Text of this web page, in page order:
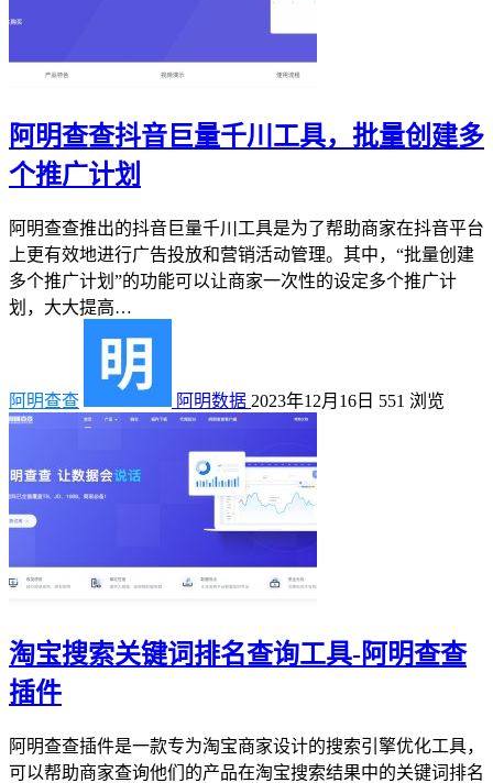
阿明查查抖音巨量千川工具，批量创建多
个推广计划
阿明查查推出的抖音巨量千川工具是为了帮助商家在抖音平台
上更有效地进行广告投放和营销活动管理。其中，“批量创建
多个推广计划”的功能可以让商家一次性的设定多个推广计
划，大大提高…
阿明查查 阿明数据 2023年12月16日 551 浏览
淘宝搜索关键词排名查询工具-阿明查查
插件
阿明查查插件是一款专为淘宝商家设计的搜索引擎优化工具，
可以帮助商家查询他们的产品在淘宝搜索结果中的关键词排名